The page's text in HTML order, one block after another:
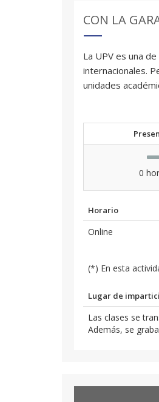
CON LA
La UPV es una
internacionales.
unidades
0
Horario
Online
(*) En esta
Lugar de
Las clases se
Además, se